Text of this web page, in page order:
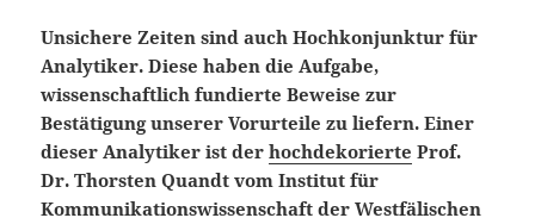
Unsichere Zeiten sind auch Hochkonjunktur für
Analytiker. Diese haben die Aufgabe,
wissenschaftlich fundierte Beweise zur
Bestätigung unserer Vorurteile zu liefern. Einer
dieser Analytiker ist derhochdekorierte Prof.
Dr. Thorsten Quandt vom Institut für
Kommunikationswissenschaft der Westfälischen